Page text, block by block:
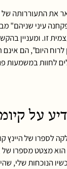
את התעוררותה
עיני שניהם"
זו. ומעניין
היום", הם אינם
לחוות במשמעות
על
לספרו של היינץ
הוא מצטט מספרו של
הנוכחות שלי,